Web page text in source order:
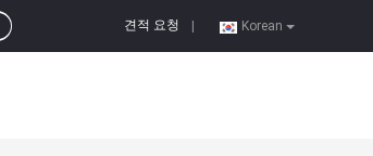
Korean
견적 요청